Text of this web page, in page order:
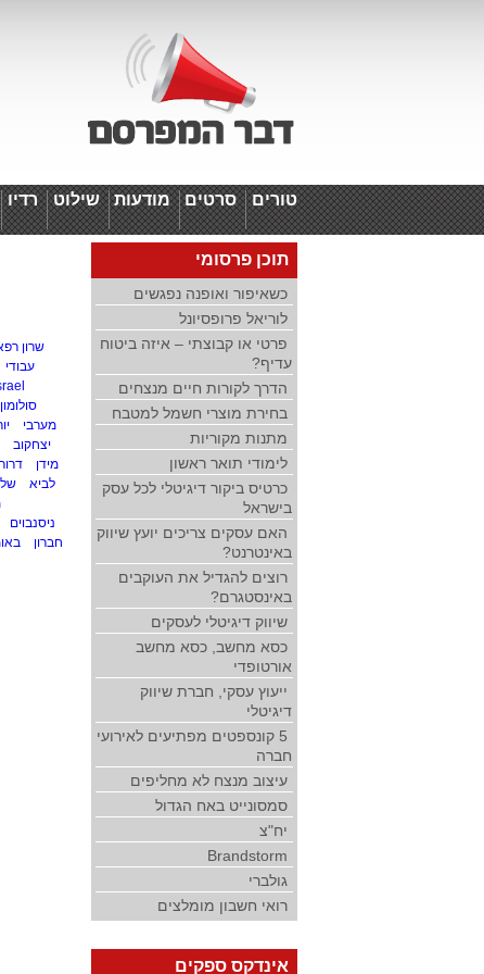
טורים סרטים מודעות שילוט רדיו
שרון
עבודי
סולומון
מערבי
יצחקוב
מידן
לביא
ניסנבוים
חברון
תוכן פרסומי
כשאיפור ואופנה נפגשים
לוריאל פרופסיונל
פרטי או קבוצתי – איזה ביטוח
עדיף?
הדרך לקורות חיים מנצחים
בחירת מוצרי חשמל למטבח
מתנות מקוריות
לימודי תואר ראשון
כרטיס ביקור דיגיטלי לכל עסק
בישראל
האם עסקים צריכים יועץ שיווק
באינטרנט?
רוצים להגדיל את העוקבים
באינסטגרם?
שיווק דיגיטלי לעסקים
כסא מחשב, כסא מחשב
אורטופדי
ייעוץ עסקי, חברת שיווק
דיגיטלי
5 קונספטים מפתיעים לאירועי
חברה
עיצוב מנצח לא מחליפים
סמסונייט באח הגדול
יח"צ
Brandstorm
גולברי
רואי חשבון מומלצים
אינדקס ספקים